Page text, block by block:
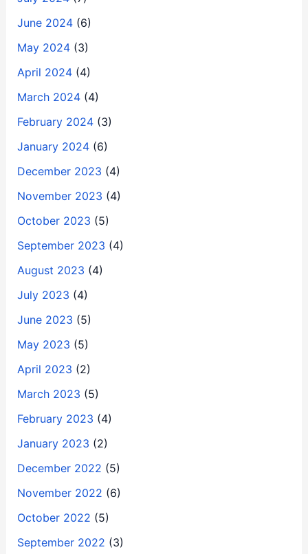
June 2024(6)
May 2024(3)
April 2024(4)
March 2024(4)
February 2024(3)
January 2024(6)
December 2023 (4)
November 2023 (4)
October 2023 (5)
September 2023 (4)
August 2023 (4)
July 2023 (4)
June 2023 (5)
May 2023 (5)
April 2023 (2)
March 2023 (5)
February 2023 (4)
January 2023 (2)
December 2022 (5)
November 2022 (6)
October 2022 (5)
September 2022 (3)